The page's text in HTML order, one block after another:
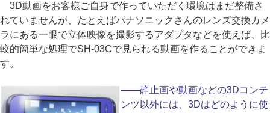
3D動画をお客様ご自身で作っていただく環境はまだ整備さ
れていませんが、たとえばパナソニックさんのレンズ交換カメ
ラにある一眼で立体映像を撮影するアダプタなどを使えば、比
較的簡単な処理でSH-03Cで見られる動画を作ることができま
す。
――静止画や動画などの3Dコンテ
ンツ以外には、3Dはどのように使